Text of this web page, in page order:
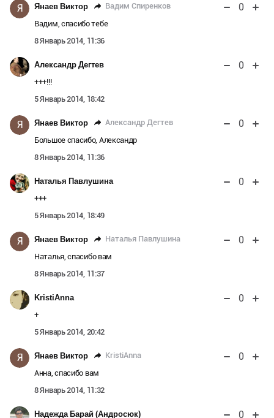
Я Янаев Виктор Вадим Спиренков 0
Вадим, спасибо тебе
8 Январь 2014, 11:36
Александр Дегтев 0
+++!!!
5 Январь 2014, 18:42
Я Янаев Виктор Александр Дегтев 0
Большое спасибо, Александр
8 Январь 2014, 11:36
Наталья Павлушина 0
+++
5 Январь 2014, 18:49
Я Янаев Виктор Наталья Павлушина 0
Наталья, спасибо вам
8 Январь 2014, 11:37
KristiAnna 0
+
5 Январь 2014, 20:42
Я Янаев Виктор KristiAnna 0
Анна, спасибо вам
8 Январь 2014, 11:32
Надежда Барай (Андросюк) 0